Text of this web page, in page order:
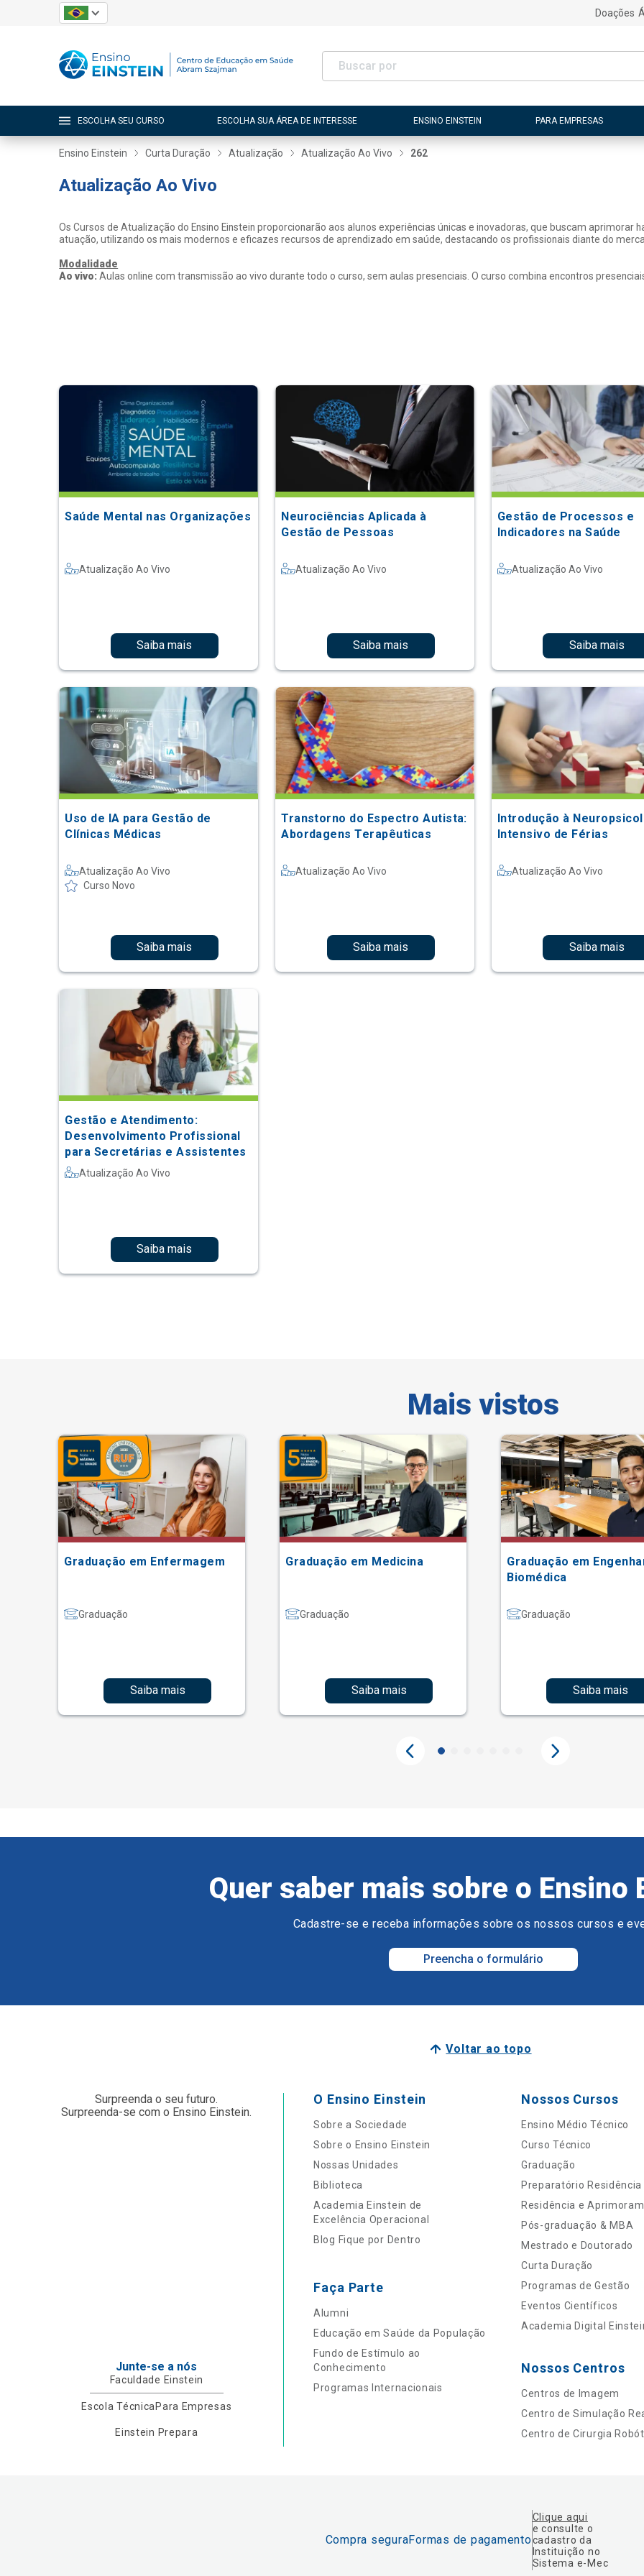
Doações
ESCOLHA SEU CURSO ESCOLHA SUA ÁREA DE INTERESSE ENSINO EINSTEIN PARA EMPRESAS
Ensino Einstein Curta Duração Atualização Atualização Ao Vivo 262
Atualização Ao Vivo
Os Cursos de Atualização do Ensino Einstein proporcionarão aos alunos experiências únicas e inovadoras, que buscam
atuação, utilizando os mais modernos e eficazes recursos de aprendizado em saúde, destacando os profissionais diante do
Modalidade
Ao vivo:Aulas online com transmissão ao vivo durante todo o curso, sem aulas presenciais. O curso combina encontros
Saúde Mental nas Organizações
Atualização Ao Vivo
Saiba mais
Neurociências Aplicada à
Gestão de Pessoas
Atualização Ao Vivo
Saiba mais
Gestão de Processos e
Indicadores na Saúde
Atualização Ao Vivo
Saiba mais
Uso de IA para Gestão de
Clínicas Médicas
Atualização Ao Vivo
Curso Novo
Saiba mais
Transtorno do Espectro Autista:
Abordagens Terapêuticas
Atualização Ao Vivo
Saiba mais
Introdução à
Intensivo de Férias
Atualização Ao Vivo
Saiba mais
Gestão e Atendimento:
Desenvolvimento Profissional
para Secretárias e Assistentes
Atualização Ao Vivo
Saiba mais
Mais vistos
Graduação em Enfermagem
Graduação
Saiba mais
Graduação em Medicina
Graduação
Saiba mais
Graduação em
Biomédica
Graduação
Saiba mais
Quer saber mais sobre o Ensino
Cadastre-se e receba informações sobre os nossos cursos e
Preencha o formulário
Voltar ao topo
Surpreenda o seu futuro.
Surpreenda-se com o Ensino Einstein.
Junte-se a nós
Faculdade Einstein
Escola TécnicaPara Empresas
Einstein Prepara
O Ensino Einstein
Sobre a Sociedade
Sobre o Ensino Einstein
Nossas Unidades
Biblioteca
Academia Einstein de
Excelência Operacional
Blog Fique por Dentro
Faça Parte
Alumni
Educação em Saúde da População
Fundo de Estímulo ao
Conhecimento
Programas Internacionais
Nossos Cursos
Ensino Médio Técnico
Curso Técnico
Graduação
Preparatório Residência
Residência e
Pós-graduação & MBA
Mestrado e Doutorado
Curta Duração
Programas de Gestão
Eventos Científicos
Academia Digital
Nossos Centros
Centros de Imagem
Centro de Simulação
Centro de Cirurgia
Compra seguraFormas de pagamento
Clique aqui
e consulte o
cadastro da
Instituição no
Sistema e-Mec